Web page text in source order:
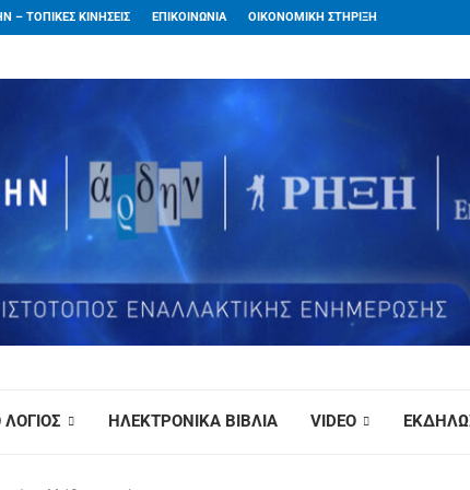
– ΤΟΠΙΚΕΣ ΚΙΝΗΣΕΙΣ ΕΠΙΚΟΙΝΩΝΙΑ ΟΙΚΟΝΟΜΙΚΗ ΣΤΗΡΙΞΗ
ΗΛΕΚΤΡΟΝΙΚΑ ΒΙΒΛΙΑ VIDEO